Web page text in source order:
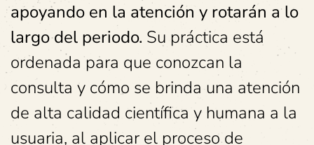
apoyando en la atención y rotarán a lo
largo del periodo. Su práctica está
ordenada para que conozcan la
consulta y cómo se brinda una atención
de alta calidad científica y humana a la
usuaria, al aplicar el proceso de